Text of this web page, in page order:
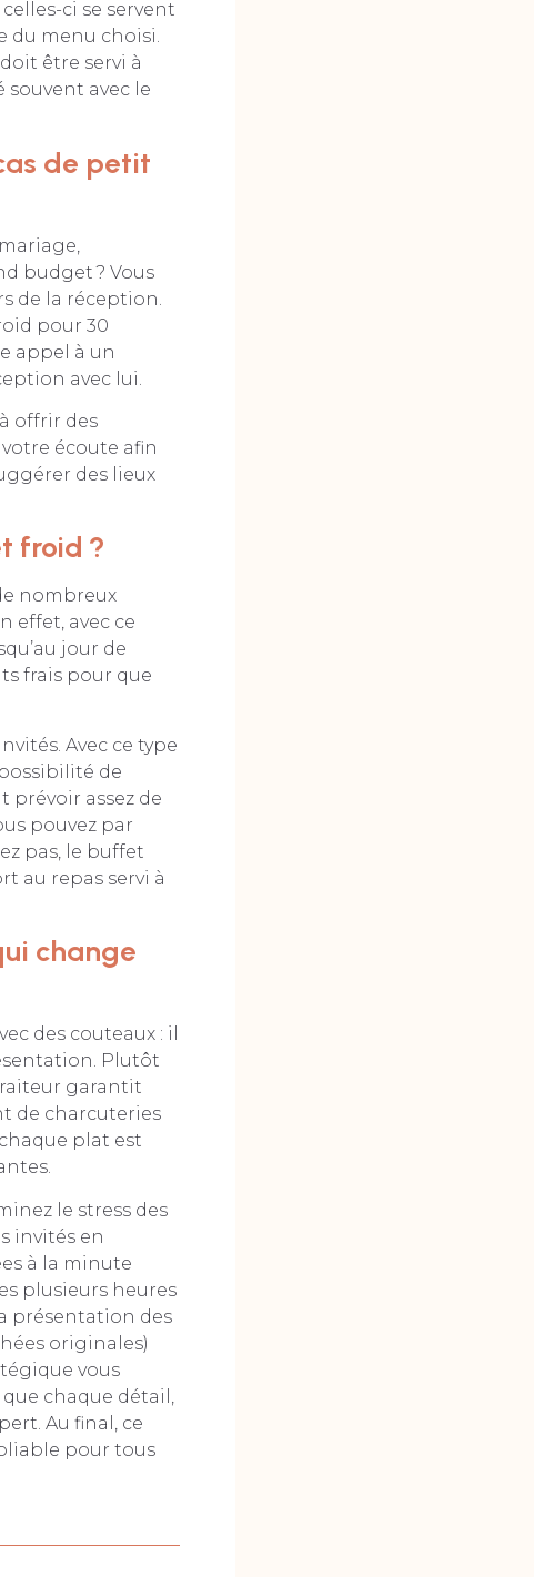
ci se servent
du menu choisi.
être servi à
avec le
de petit
budget ? Vous
de la réception.
pour 30
appel à un
avec lui.
offrir des
écoute afin
des lieux
froid ?
nombreux
effet, avec ce
jour de
frais pour que
Avec ce type
de
prévoir assez de
pouvez par
pas, le buffet
au repas servi à
change
des couteaux : il
Plutôt
garantit
de charcuteries
plat est
le stress des
invités en
à la minute
plusieurs heures
présentation des
originales)
vous
chaque détail,
Au final, ce
pour tous